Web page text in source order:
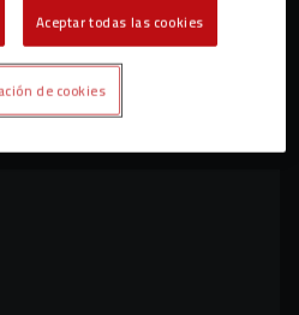
Aceptar todas las cookies
de cookies